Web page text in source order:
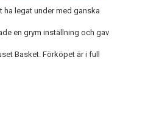
legat under med ganska
en grym inställning och gav
Basket. Förköpet är i full